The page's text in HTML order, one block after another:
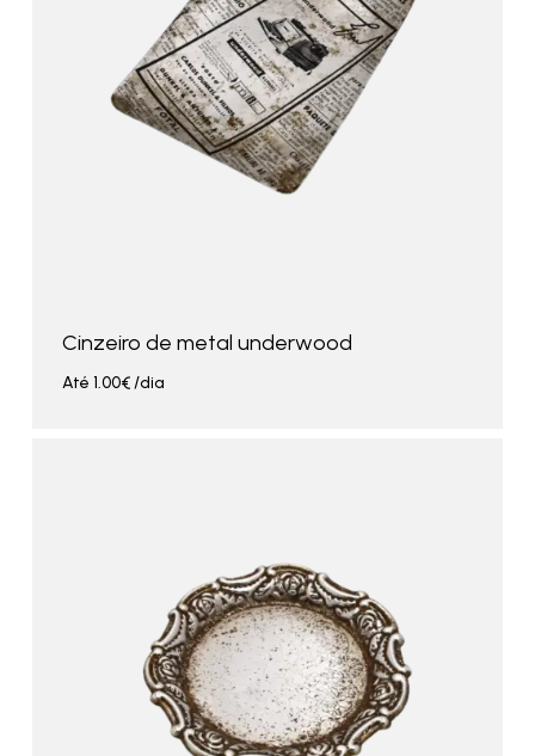
Cinzeiro de metal underwood
Até 1.00€/dia